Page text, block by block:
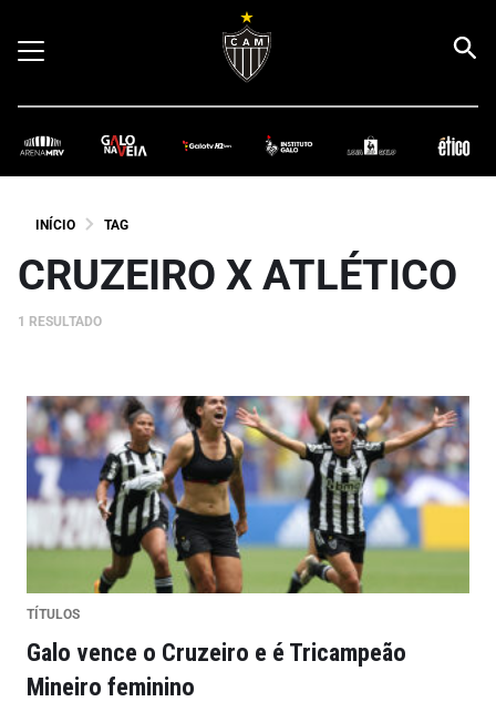
INÍCIO TAG
CRUZEIRO X ATLÉTICO
1 RESULTADO
TÍTULOS
Galo vence o Cruzeiro e é Tricampeão
Mineiro feminino